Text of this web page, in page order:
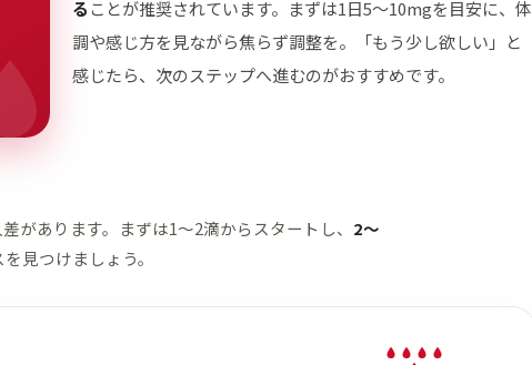
る ことが推奨されています。まずは1日5〜10mgを目安に、体
調や感じ方を見ながら焦らず調整を。「もう少し欲しい」と
感じたら、次のステップへ進むのがおすすめです。
あります。まずは1〜2滴からスタートし、 2〜
見つけましょう。